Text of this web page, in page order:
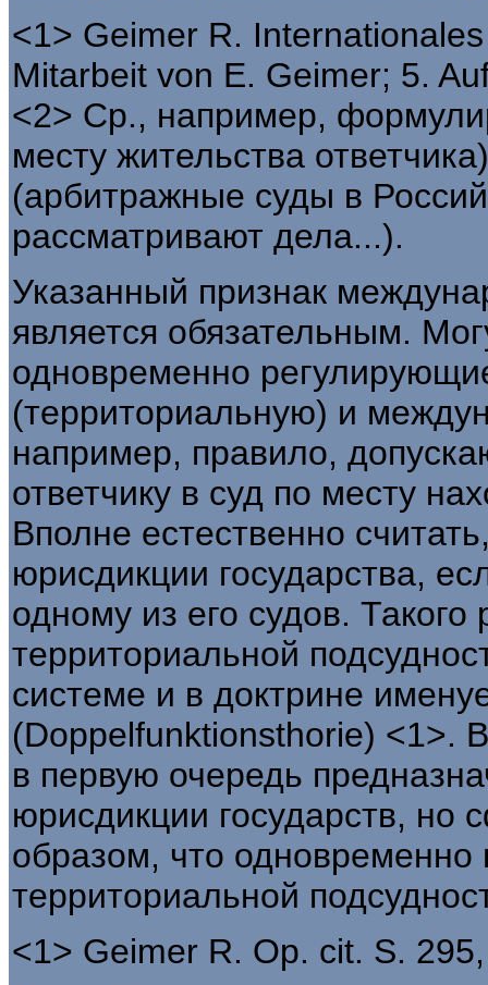
<1> Geimer R.
Mitarbeit von E. Geimer; 5.
<2> Ср., например,
месту жительства
(арбитражные суды в
рассматривают дела...).
Указанный признак
является обязательным.
одновременно
(территориальную) и
например, правило,
ответчику в суд по месту
Вполне естественно
юрисдикции государства,
одному из его судов. Такого
территориальной
системе и в доктрине
(Doppelfunktionsthorie) <1>.
в первую очередь
юрисдикции государств,
образом, что
территориальной
<1> Geimer R. Op. cit. S.